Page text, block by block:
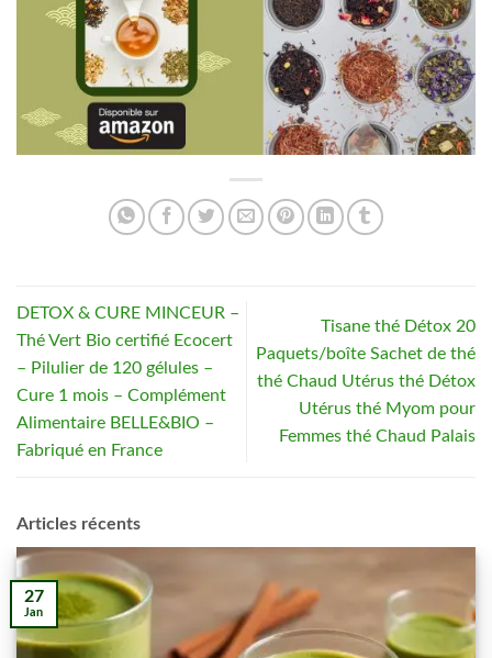
DETOX & CURE MINCEUR –
Thé Vert Bio certifié Ecocert
– Pilulier de 120 gélules –
Cure 1 mois – Complément
Alimentaire BELLE&BIO –
Fabriqué en France
Tisane thé Détox 20
Paquets/boîte Sachet de thé
thé Chaud Utérus thé Détox
Utérus thé Myom pour
Femmes thé Chaud Palais
Articles récents
27
Jan